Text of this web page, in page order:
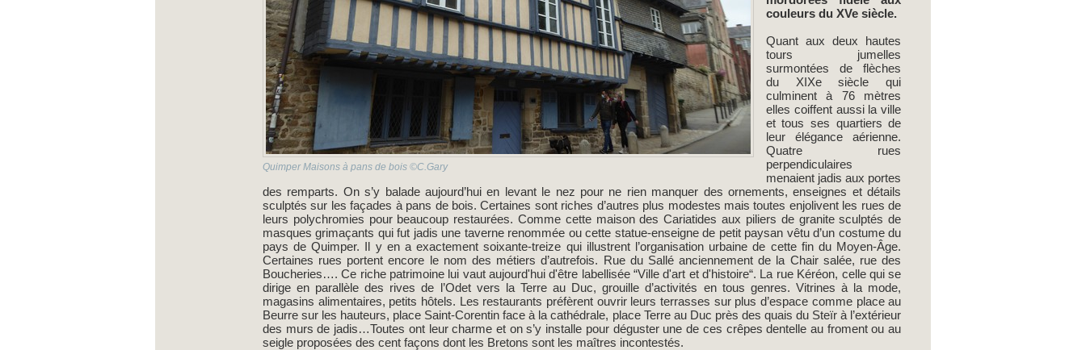
Quimper Maisons à pans de bois ©C.Gary
couleurs du XVe siècle.
Quant aux deux hautes
tours jumelles
surmontées de flèches
du XIXe siècle qui
culminent à 76 mètres
elles coiffent aussi la ville
et tous ses quartiers de
leur élégance aérienne.
Quatre rues
perpendiculaires
menaient jadis aux portes
des remparts. On s’y balade aujourd’hui en levant le nez pour ne rien manquer des ornements, enseignes et détails
sculptés sur les façades à pans de bois. Certaines sont riches d’autres plus modestes mais toutes enjolivent les rues de
leurs polychromies pour beaucoup restaurées. Comme cette maison des Cariatides aux piliers de granite sculptés de
masques grimaçants qui fut jadis une taverne renommée ou cette statue-enseigne de petit paysan vêtu d’un costume du
pays de Quimper. Il y en a exactement soixante-treize qui illustrent l’organisation urbaine de cette fin du Moyen-Âge.
Certaines rues portent encore le nom des métiers d’autrefois. Rue du Sallé anciennement de la Chair salée, rue des
Boucheries…. Ce riche patrimoine lui vaut aujourd'hui d'être labellisée “Ville d'art et d'histoire“. La rue Kéréon, celle qui se
dirige en parallèle des rives de l’Odet vers la Terre au Duc, grouille d’activités en tous genres. Vitrines à la mode,
magasins alimentaires, petits hôtels. Les restaurants préfèrent ouvrir leurs terrasses sur plus d’espace comme place au
Beurre sur les hauteurs, place Saint-Corentin face à la cathédrale, place Terre au Duc près des quais du Steïr à l’extérieur
des murs de jadis…Toutes ont leur charme et on s’y installe pour déguster une de ces crêpes dentelle au froment ou au
seigle proposées des cent façons dont les Bretons sont les maîtres incontestés.